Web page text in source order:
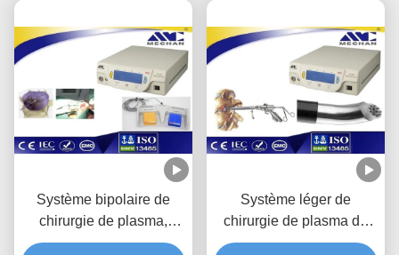
Système bipolaire de
chirurgie de plasma,
dispositif chirurgical de
Système léger de
chirurgie de plasma de
Coblation de douleur